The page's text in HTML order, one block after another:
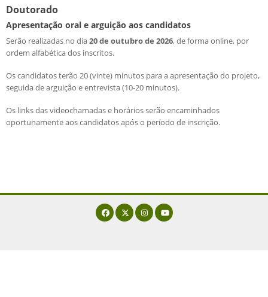
Doutorado
Apresentação oral e arguição aos candidatos
Serão realizadas no dia20 de outubro de 2026, de forma online, por
ordem alfabética dos inscritos.
Os candidatos terão 20 (vinte) minutos para a apresentação do projeto,
seguida de arguição e entrevista (10-20 minutos).
Os links das videochamadas e horários serão encaminhados
oportunamente aos candidatos após o período de inscrição.